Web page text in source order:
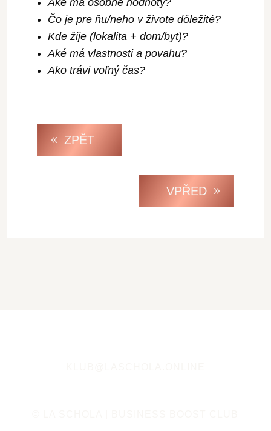
Aké má osobné hodnoty?
Čo je pre ňu/neho v živote dôležité?
Kde žije (lokalita + dom/byt)?
Aké má vlastnosti a povahu?
Ako trávi voľný čas?
ZPĚT
VPŘED